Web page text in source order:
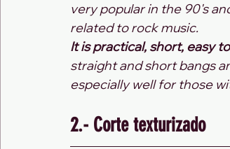
very popular in the 90's
related to rock music.
It is practical, short, easy
straight and short bangs
especially well for those
2.- Corte texturizado